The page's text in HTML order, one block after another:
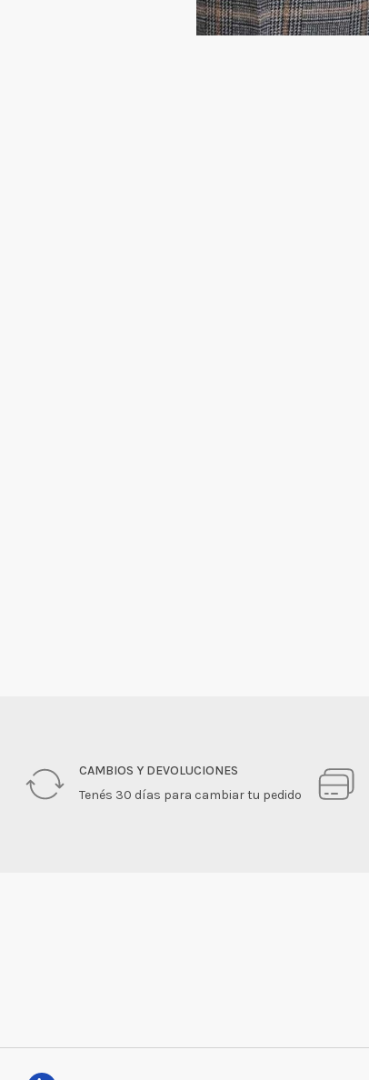
CAMBIOS Y DEVOLUCIONES
Tenés 30 días para cambiar tu pedido